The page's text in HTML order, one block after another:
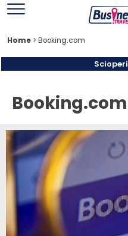
Home > Booking.com
Scioperi
Booking.com